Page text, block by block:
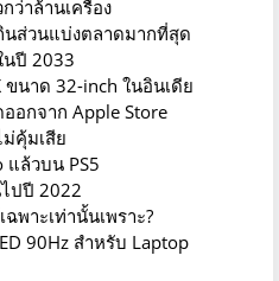
ว่าล้านเครื่อง
นส่วนแบ่งตลาดมากที่สุด
นปี 2033
ขนาด 32-inch ในอินเดีย
อกจาก Apple Store
คุ้มเสีย
แล้วบน PS5
ปปี 2022
พาะเท่านั้นเพราะ?
90Hz สำหรับ Laptop